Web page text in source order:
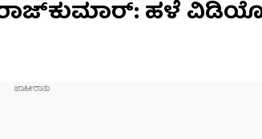
ರಾಜ್​ಕುಮಾರ್: ಹಳೆ